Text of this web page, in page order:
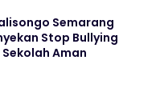
Semarang
Stop Bullying
Aman